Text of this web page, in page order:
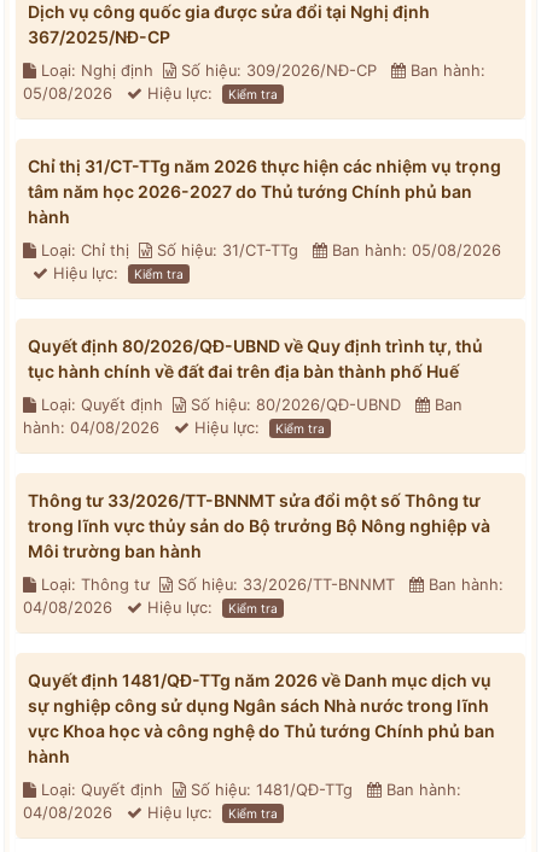
Dịch vụ công quốc gia được sửa đổi tại Nghị định
367/2025/NĐ-CP
Loại: Nghị định Số hiệu: 309/2026/NĐ-CP
Ban hành:
05/08/2026
Hiệu lực: Kiểm tra
Chỉ thị 31/CT-TTg năm 2026 thực hiện các nhiệm vụ trọng
tâm năm học 2026-2027 do Thủ tướng Chính phủ ban
hành
Loại: Chỉ thị Số hiệu: 31/CT-TTg
Ban hành: 05/08/2026
Hiệu lực:
Kiểm tra
Quyết định 80/2026/QĐ-UBND về Quy định trình tự, thủ
tục hành chính về đất đai trên địa bàn thành phố Huế
Loại: Quyết định Số hiệu: 80/2026/QĐ-UBND
Ban
hành: 04/08/2026
Hiệu lực: Kiểm tra
Thông tư 33/2026/TT-BNNMT sửa đổi một số Thông tư
trong lĩnh vực thủy sản do Bộ trưởng Bộ Nông nghiệp và
Môi trường ban hành
Loại: Thông tư Số hiệu: 33/2026/TT-BNNMT
Ban hành:
04/08/2026
Hiệu lực: Kiểm tra
Quyết định 1481/QĐ-TTg năm 2026 về Danh mục dịch vụ
sự nghiệp công sử dụng Ngân sách Nhà nước trong lĩnh
vực Khoa học và công nghệ do Thủ tướng Chính phủ ban
hành
Loại: Quyết định Số hiệu: 1481/QĐ-TTg
Ban hành:
04/08/2026
Hiệu lực: Kiểm tra